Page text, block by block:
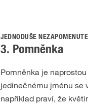
JEDNODUŠE
3. Pomněnka
Pomněnka je
jedinečnému jménu se
například praví, že